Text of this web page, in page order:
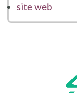
site web